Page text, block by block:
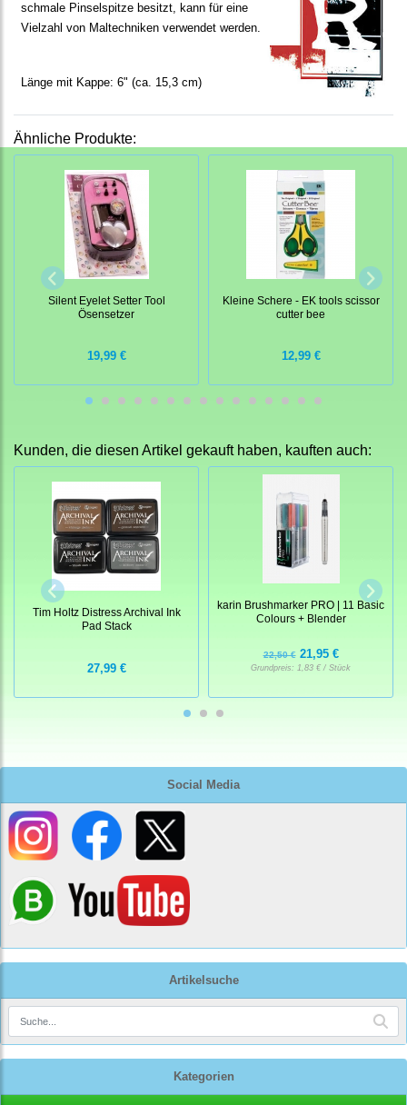
Social Media
Artikelsuche
Kategorien
schmale Pinselspitze besitzt, kann für eine
Vielzahl von Maltechniken verwendet werden.
Länge mit Kappe: 6" (ca. 15,3 cm)
Ähnliche Produkte:
Silent Eyelet Setter Tool
Ösensetzer
19,99 €
Kleine Schere - EK tools scissor
cutter bee
12,99 €
Kunden, die diesen Artikel gekauft haben, kauften auch:
Tim Holtz Distress Archival Ink
Pad Stack
27,99 €
karin Brushmarker PRO | 11 Basic
Colours + Blender
22,50 €21,95 €
Grundpreis: 1,83 € / Stück